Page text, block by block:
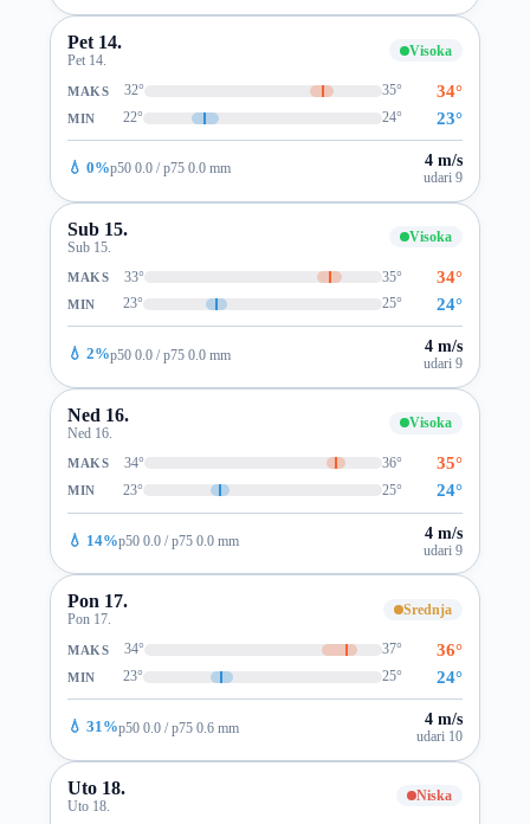
Pet 14.
Pet 14.
Visoka
MAKS 32° 35° 34°
MIN 22° 24° 23°
💧 0%p50 0.0 / p75 0.0 mm 4 m/s
udari 9
Sub 15.
Sub 15.
Visoka
MAKS 33° 35° 34°
MIN 23° 25° 24°
💧 2%p50 0.0 / p75 0.0 mm 4 m/s
udari 9
Ned 16.
Ned 16.
Visoka
MAKS 34° 36° 35°
MIN 23° 25° 24°
💧 14%p50 0.0 / p75 0.0 mm 4 m/s
udari 9
Pon 17.
Pon 17.
Srednja
MAKS 34° 37° 36°
MIN 23° 25° 24°
💧 31%p50 0.0 / p75 0.6 mm 4 m/s
udari 10
Uto 18.
Uto 18.
Niska